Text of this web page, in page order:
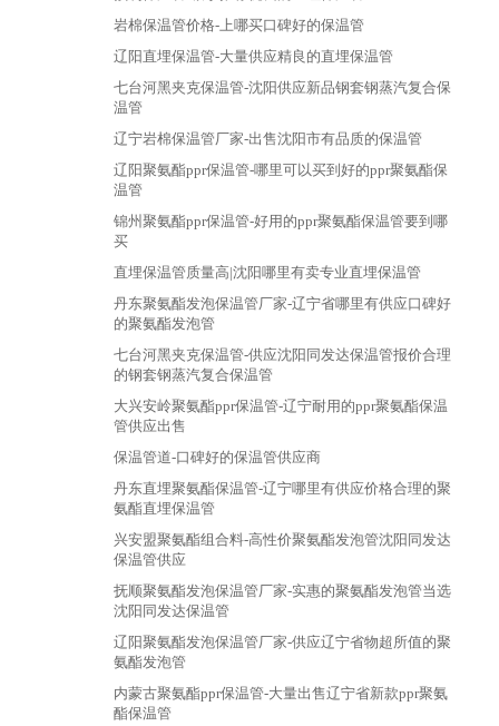
岩棉保温管价格-上哪买口碑好的保温管
辽阳直埋保温管-大量供应精良的直埋保温管
七台河黑夹克保温管-沈阳供应新品钢套钢蒸汽复合保
温管
辽宁岩棉保温管厂家-出售沈阳市有品质的保温管
辽阳聚氨酯ppr保温管-哪里可以买到好的ppr聚氨酯保
温管
锦州聚氨酯ppr保温管-好用的ppr聚氨酯保温管要到哪
买
直埋保温管质量高|沈阳哪里有卖专业直埋保温管
丹东聚氨酯发泡保温管厂家-辽宁省哪里有供应口碑好
的聚氨酯发泡管
七台河黑夹克保温管-供应沈阳同发达保温管报价合理
的钢套钢蒸汽复合保温管
大兴安岭聚氨酯ppr保温管-辽宁耐用的ppr聚氨酯保温
管供应出售
保温管道-口碑好的保温管供应商
丹东直埋聚氨酯保温管-辽宁哪里有供应价格合理的聚
氨酯直埋保温管
兴安盟聚氨酯组合料-高性价聚氨酯发泡管沈阳同发达
保温管供应
抚顺聚氨酯发泡保温管厂家-实惠的聚氨酯发泡管当选
沈阳同发达保温管
辽阳聚氨酯发泡保温管厂家-供应辽宁省物超所值的聚
氨酯发泡管
内蒙古聚氨酯ppr保温管-大量出售辽宁省新款ppr聚氨
酯保温管